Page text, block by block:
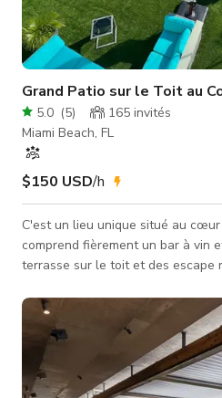
Grand Patio sur le Toit au
5.0 (5) 165 invités
Miami Beach, FL
$150 USD/h
C'est un lieu unique situé au
comprend fièrement un bar à vin
terrasse sur le toit et des escape rooms. La
événements avec des vues
d'horizon Art Déco de South
et de l'océan. Caractéristiques du lieu : - Capacité de 185 -
Plusieurs salles de bains -
Wifi hau